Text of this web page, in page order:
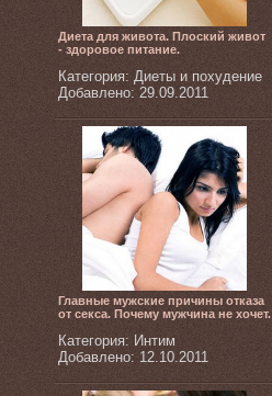
Диета для живота. Плоский живот
- здоровое питание.
Категория: Диеты и похудение
Добавлено: 29.09.2011
Главные мужские причины отказа
от секса. Почему мужчина не хочет.
Категория: Интим
Добавлено: 12.10.2011